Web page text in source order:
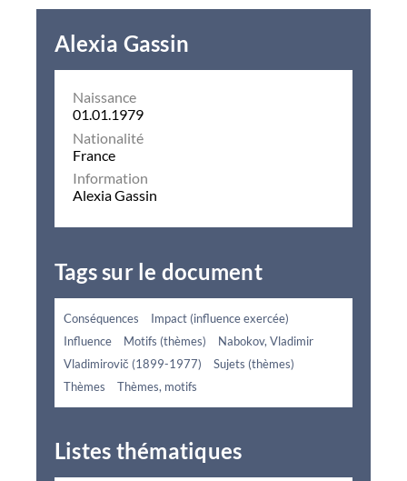
Alexia Gassin
Naissance
01.01.1979
Nationalité
France
Information
Alexia Gassin
Tags sur le document
Conséquences
Impact (influence exercée)
Influence
Motifs (thèmes)
Nabokov, Vladimir
Vladimirovič (1899-1977)
Sujets (thèmes)
Thèmes
Thèmes, motifs
Listes thématiques